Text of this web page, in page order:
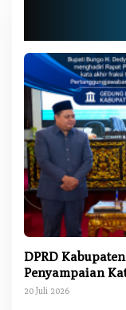
DPRD
Penyampaian
Ranperda
20 Juli 2026